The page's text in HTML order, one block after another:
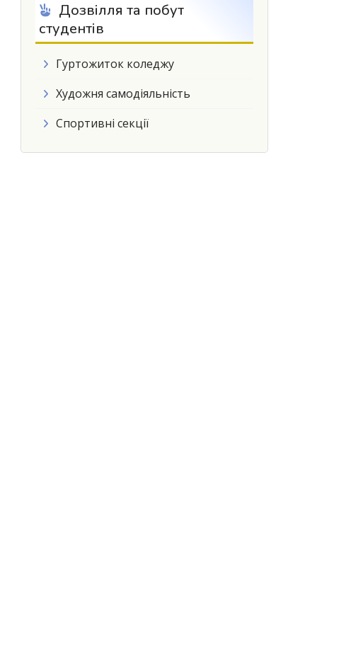
Дозвілля та побут
студентів
Гуртожиток коледжу
Художня самодіяльність
Спортивні секції